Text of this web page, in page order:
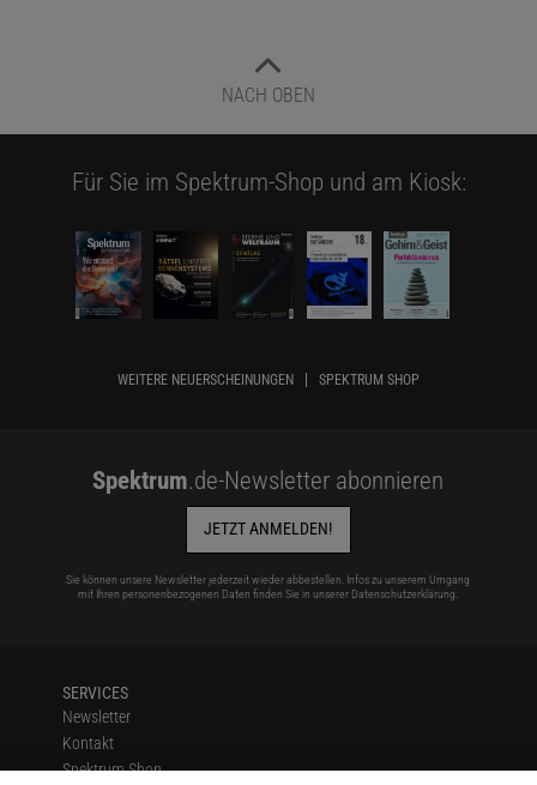
NACH OBEN
Für Sie im Spektrum-Shop und am Kiosk:
WEITERE NEUERSCHEINUNGEN SPEKTRUM SHOP
Spektrum.de-Newsletter abonnieren
JETZT ANMELDEN!
Sie können unsere Newsletter jederzeit wieder abbestellen. Infos zu unserem Umgang
mit Ihren personenbezogenen Daten finden Sie in unserer Datenschutzerklärung.
SERVICES
Newsletter
Kontakt
Spektrum Shop